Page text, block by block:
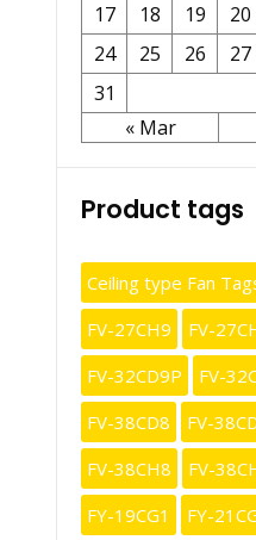
17
18 19 20
24
25 26 27
31
« Mar
Product tags
Ceiling type Fan
FV-27CH9
FV-
FV-32CD9P
FV-
FV-38CD8
FV-
FV-38CH8
FV-
FY-19CG1
FY-